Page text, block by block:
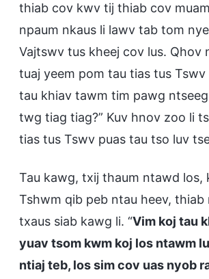
thiab cov kwv tij thiab cov
npaum nkaus li lawv tab tom
Vajtswv tus kheej cov lus. Qhov
tuaj yeem pom tau tias tus
tau khiav tawm tim pawg
twg tiag tiag?” Kuv hnov zoo li
tias tus Tswv puas tau tso luv
Tau kawg, txij thaum ntawd los,
Tshwm qib peb ntau heev,
txaus siab kawg li. “Vim koj tau
yuav tsom kwm koj los ntawm
ntiaj teb, los sim cov uas nyob